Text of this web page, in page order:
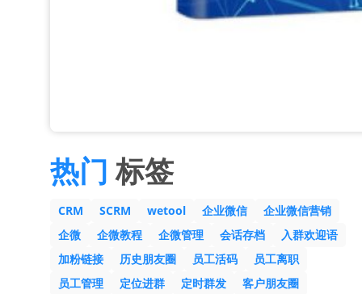
热门 标签
CRM SCRM wetool 企业微信
企业微信营销
企微
企微教程 企微管理 会话存档
入群欢迎语
加粉链接
历史朋友圈 员工活码
员工离职
员工管理
定位进群 定时群发
客户朋友圈